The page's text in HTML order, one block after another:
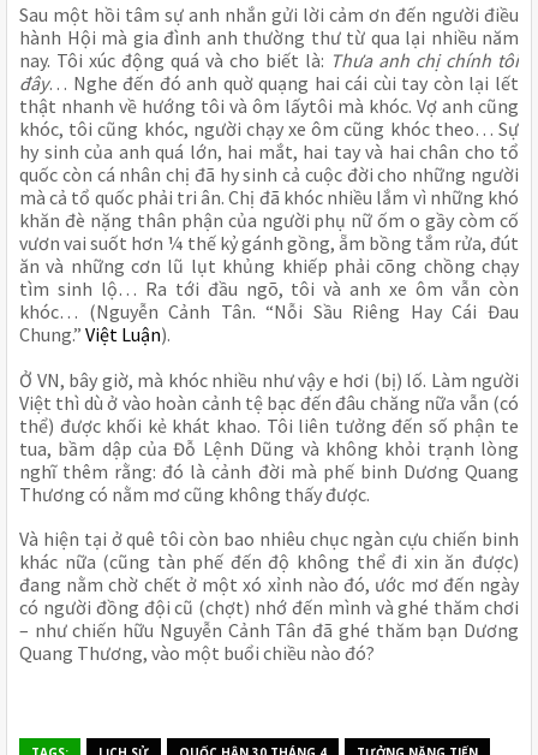
Sau một hồi tâm sự anh nhắn gửi lời cảm ơn đến người điều
hành Hội mà gia đình anh thường thư từ qua lại nhiều năm
nay. Tôi xúc động quá và cho biết là: Thưa anh chị chính tôi
đây… Nghe đến đó anh quờ quạng hai cái cùi tay còn lại lết
thật nhanh về hướng tôi và ôm lấytôi mà khóc. Vợ anh cũng
khóc, tôi cũng khóc, người chạy xe ôm cũng khóc theo… Sự
hy sinh của anh quá lớn, hai mắt, hai tay và hai chân cho tổ
quốc còn cá nhân chị đã hy sinh cả cuộc đời cho những người
mà cả tổ quốc phải tri ân. Chị đã khóc nhiều lắm vì những khó
khăn đè nặng thân phận của người phụ nữ ốm o gầy còm cố
vươn vai suốt hơn ¼ thế kỷ gánh gồng, ẵm bồng tắm rửa, đút
ăn và những cơn lũ lụt khủng khiếp phải cõng chồng chạy
tìm sinh lộ… Ra tới đầu ngõ, tôi và anh xe ôm vẫn còn
khóc… (Nguyễn Cảnh Tân. “Nỗi Sầu Riêng Hay Cái Đau
Chung.” Việt Luận).
Ở VN, bây giờ, mà khóc nhiều như vậy e hơi (bị) lố. Làm người
Việt thì dù ở vào hoàn cảnh tệ bạc đến đâu chăng nữa vẫn (có
thể) được khối kẻ khát khao. Tôi liên tưởng đến số phận te
tua, bầm dập của Đỗ Lệnh Dũng và không khỏi trạnh lòng
nghĩ thêm rằng: đó là cảnh đời mà phế binh Dương Quang
Thương có nằm mơ cũng không thấy được.
Và hiện tại ở quê tôi còn bao nhiêu chục ngàn cựu chiến binh
khác nữa (cũng tàn phế đến độ không thể đi xin ăn được)
đang nằm chờ chết ở một xó xỉnh nào đó, ước mơ đến ngày
có người đồng đội cũ (chợt) nhớ đến mình và ghé thăm chơi
– như chiến hữu Nguyễn Cảnh Tân đã ghé thăm bạn Dương
Quang Thương, vào một buổi chiều nào đó?